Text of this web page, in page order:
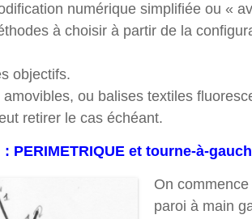
numérique simplifiée ou «
à choisir à partir de la
objectifs.
ou balises textiles
retirer le cas échéant.
PERIMETRIQUE et tourne-à-
On
paroi à main